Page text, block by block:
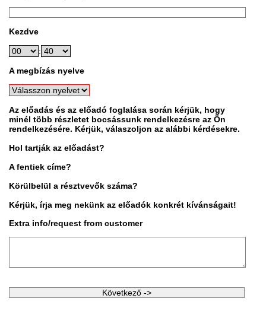
Kezdve
:
A megbízás nyelve
Az előadás és az előadó foglalása során kérjük, hogy
minél több részletet bocsássunk rendelkezésre az Ön
rendelkezésére. Kérjük, válaszoljon az alábbi kérdésekre.
Hol tartják az előadást?
A fentiek címe?
Körülbelül a résztvevők száma?
Kérjük, írja meg nekünk az előadók konkrét kívánságait!
Extra info/request from customer